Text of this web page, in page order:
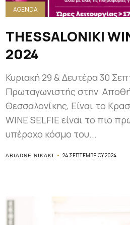
AGENDA
THESSALONIKI
2024
Κυριακή 29 & Δευτέρα 30
Πρωταγωνιστής στην
Θεσσαλονίκης, Είναι το
WINE SELFIE είναι το πιο
υπέροχο κόσμο του...
ARIADNE NIKAKI 24 ΣΕΠΤΕΜΒΡΊΟΥ 2024